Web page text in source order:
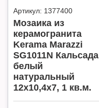
Артикул: 1377400
Мозаика из
керамогранита
Kerama Marazzi
SG1011N Кальсада
белый
натуральный
12x10,4x7, 1 кв.м.